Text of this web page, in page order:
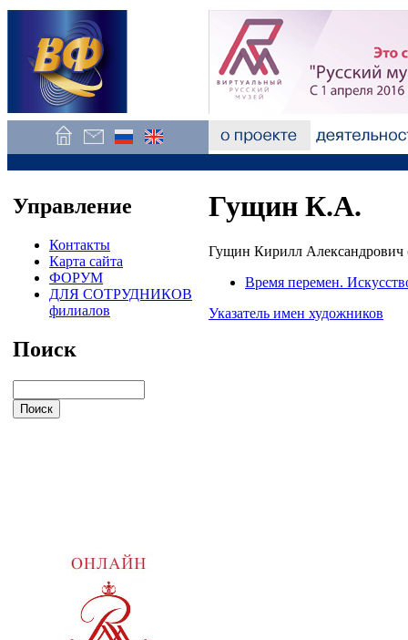
Управление
Контакты
Карта сайта
ФОРУМ
ДЛЯ СОТРУДНИКОВ
филиалов
Поиск
Гущин К.А.
Гущин Кирилл Александрович
Время перемен.
Указатель имен художников